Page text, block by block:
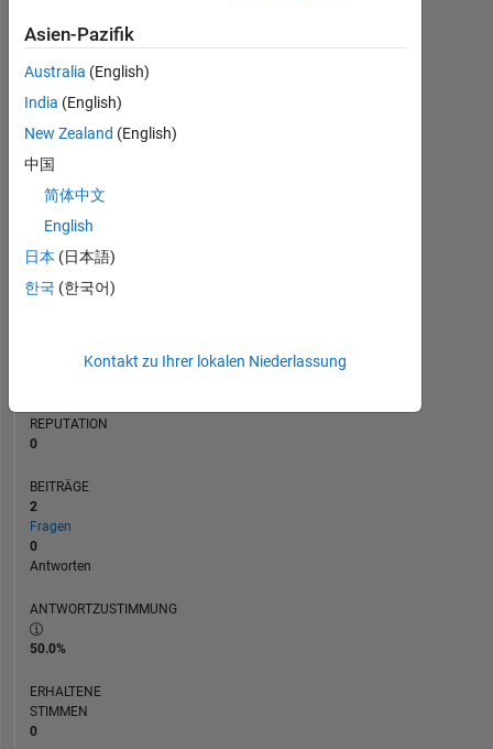
BEITRÄGE L
0
1
REPUTATION
0
BEITRÄGE
2
Fragen
0
Antworten
ANTWORTZUSTIMMUNG
50.0%
ERHALTENE
STIMMEN
0
Asien-Pazifik
Australia (English)
India (English)
New Zealand (English)
中国
简体中文
English
日本 (日本語)
한국 (한국어)
Kontakt zu Ihrer lokalen Niederlassung